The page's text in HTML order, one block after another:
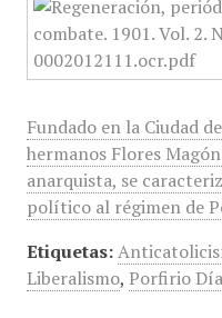
Fundado en la Ciudad
hermanos Flores
anarquista, se
político al régimen de
Etiquetas:
Liberalismo, Porfirio